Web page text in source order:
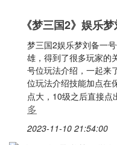
《梦三国2》娱乐
梦三国2娱乐梦刘备一
雄，得到了很多玩家的
号位玩法介绍，一起来
位玩法介绍技能加点在
点大，10级之后直接点
多
2023-11-10 21:54:00